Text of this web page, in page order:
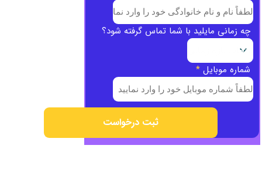
چه زمانی مایلید با شما تماس گرفته شود؟
شماره موبایل *
ثبت درخواست